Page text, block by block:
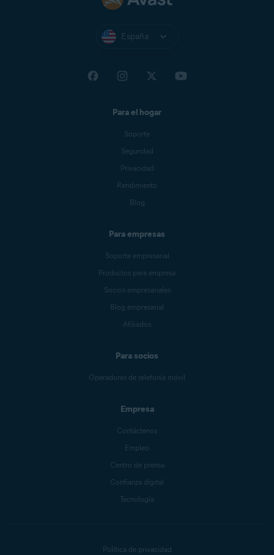
España
Para el hogar
Soporte
Seguridad
Privacidad
Rendimiento
Blog
Para empresas
Soporte empresarial
Productos para empresa
Socios empresariales
Blog empresarial
Afiliados
Para socios
Operadores de telefonía móvil
Empresa
Contáctenos
Empleo
Centro de prensa
Confianza digital
Tecnología
Política de privacidad